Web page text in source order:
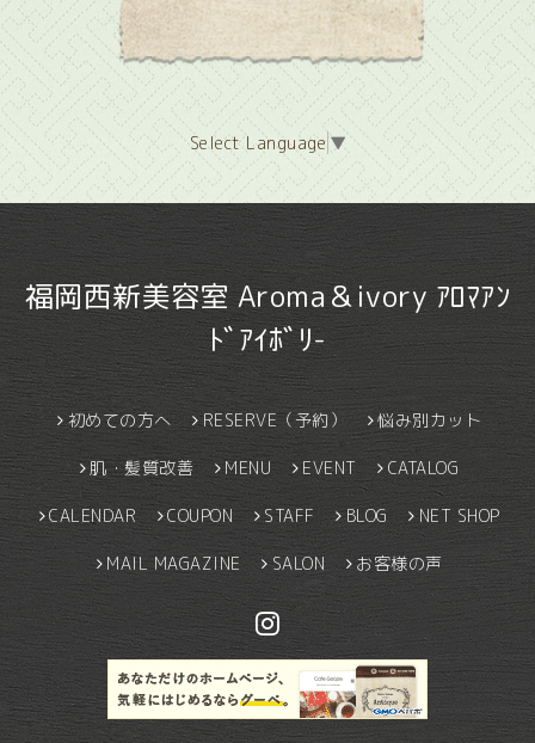
Select Language ▼
福岡西新美容室 Aroma＆ivory ｱﾛﾏｱﾝ
ﾄﾞｱｲﾎﾞﾘ-
初めての方へ RESERVE（予約） 悩み別カット
肌・髪質改善 MENU EVENT CATALOG
CALENDAR COUPON STAFF BLOG NET SHOP
MAIL MAGAZINE SALON お客様の声